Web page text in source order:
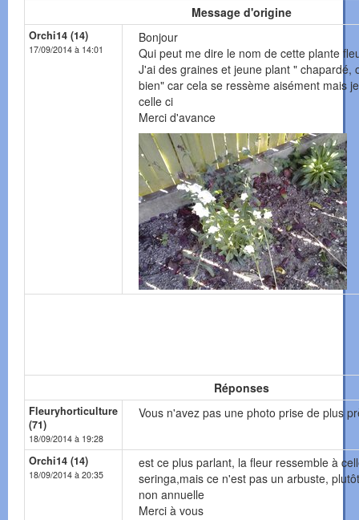
Message d'origine
Orchi14 (14)
17/09/2014 à 14:01
Bonjour
Qui peut me dire le nom de cette plante
J'ai des graines et jeune plant " chapardé,
bien" car cela se ressème aisément mais
celle ci
Merci d'avance
Réponses
Fleuryhorticulture
(71)
18/09/2014 à 19:28
Vous n'avez pas une photo prise de plus
Orchi14 (14)
18/09/2014 à 20:35
est ce plus parlant, la fleur ressemble à
seringa,mais ce n'est pas un arbuste,
non annuelle
Merci à vous